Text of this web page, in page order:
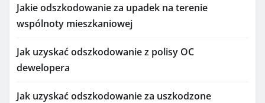
Jakie odszkodowanie za upadek na terenie
wspólnoty mieszkaniowej
Jak uzyskać odszkodowanie z polisy OC
dewelopera
Jak uzyskać odszkodowanie za uszkodzone